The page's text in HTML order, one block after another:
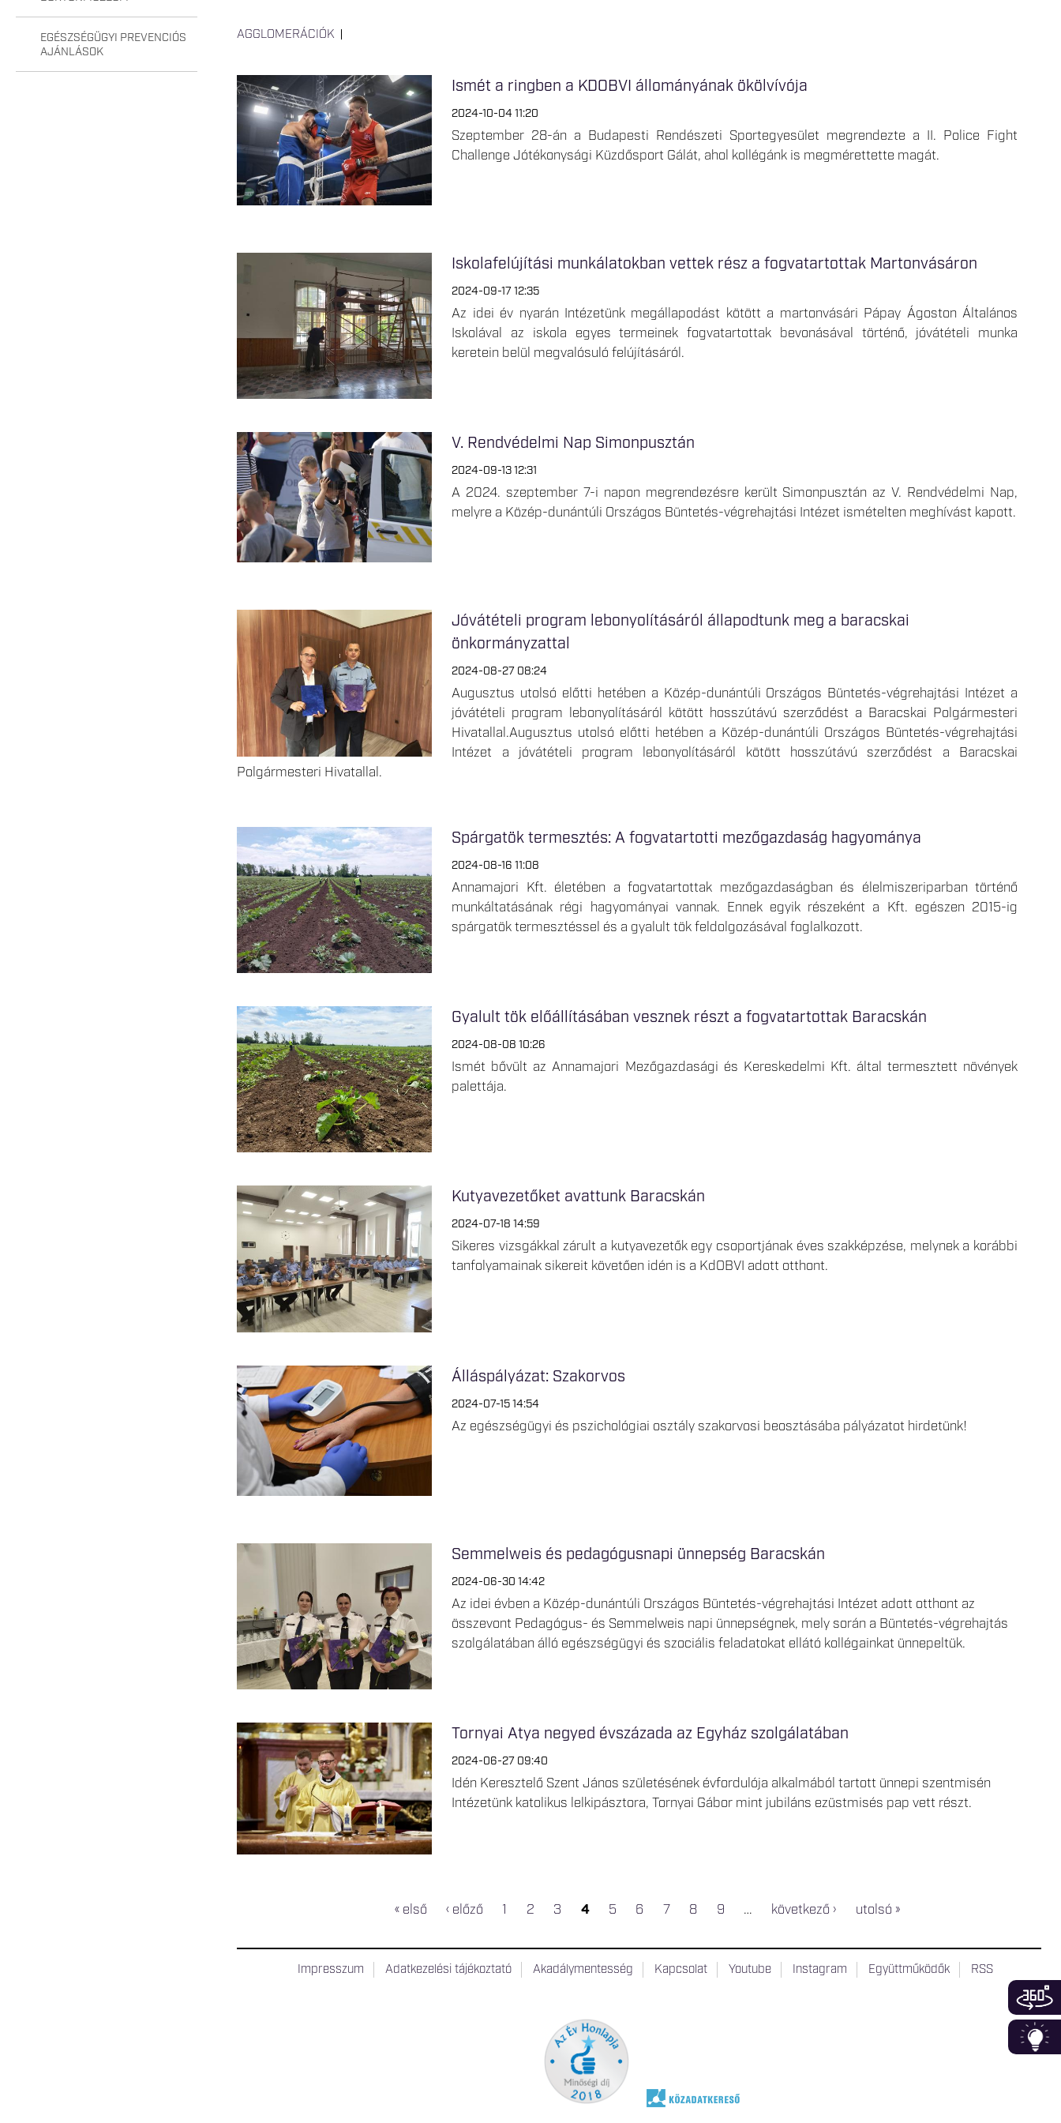
EGÉSZSÉGÜGYI PREVENCIÓS
AJÁNLÁSOK
AGGLOMERÁCIÓK
Ismét a ringben a KDOBVI állományának ökölvívója
2024-10-04 11:20
Szeptember 28-án a Budapesti Rendészeti Sportegyesület megrendezte a II. Police Fight
Challenge Jótékonysági Küzdősport Gálát, ahol kollégánk is megmérettette magát.
Iskolafelújítási munkálatokban vettek rész a fogvatartottak Martonvásáron
2024-09-17 12:35
Az idei év nyarán Intézetünk megállapodást kötött a martonvásári Pápay Ágoston Általános
Iskolával az iskola egyes termeinek fogvatartottak bevonásával történő, jóvátételi munka
keretein belül megvalósuló felújításáról.
V. Rendvédelmi Nap Simonpusztán
2024-09-13 12:31
A 2024. szeptember 7-i napon megrendezésre került Simonpusztán az V. Rendvédelmi Nap,
melyre a Közép-dunántúli Országos Büntetés-végrehajtási Intézet ismételten meghívást kapott.
Jóvátételi program lebonyolításáról állapodtunk meg a baracskai
önkormányzattal
2024-08-27 08:24
Augusztus utolsó előtti hetében a Közép-dunántúli Országos Büntetés-végrehajtási Intézet a
jóvátételi program lebonyolításáról kötött hosszútávú szerződést a Baracskai Polgármesteri
Hivatallal.Augusztus utolsó előtti hetében a Közép-dunántúli Országos Büntetés-végrehajtási
Intézet a jóvátételi program lebonyolításáról kötött hosszútávú szerződést a Baracskai
Polgármesteri Hivatallal.
Spárgatök termesztés: A fogvatartotti mezőgazdaság hagyománya
2024-08-16 11:08
Annamajori Kft. életében a fogvatartottak mezőgazdaságban és élelmiszeriparban történő
munkáltatásának régi hagyományai vannak. Ennek egyik részeként a Kft. egészen 2015-ig
spárgatök termesztéssel és a gyalult tök feldolgozásával foglalkozott.
Gyalult tök előállításában vesznek részt a fogvatartottak Baracskán
2024-08-08 10:26
Ismét bővült az Annamajori Mezőgazdasági és Kereskedelmi Kft. által termesztett növények
palettája.
Kutyavezetőket avattunk Baracskán
2024-07-18 14:59
Sikeres vizsgákkal zárult a kutyavezetők egy csoportjának éves szakképzése, melynek a korábbi
tanfolyamainak sikereit követően idén is a KdOBVI adott otthont.
Álláspályázat: Szakorvos
2024-07-15 14:54
Az egészségügyi és pszichológiai osztály szakorvosi beosztásába pályázatot hirdetünk!
Semmelweis és pedagógusnapi ünnepség Baracskán
2024-06-30 14:42
Az idei évben a Közép-dunántúli Országos Büntetés-végrehajtási Intézet adott otthont az
összevont Pedagógus- és Semmelweis napi ünnepségnek, mely során a Büntetés-végrehajtás
szolgálatában álló egészségügyi és szociális feladatokat ellátó kollégainkat ünnepeltük.
Tornyai Atya negyed évszázada az Egyház szolgálatában
2024-06-27 09:40
Idén Keresztelő Szent János születésének évfordulója alkalmából tartott ünnepi szentmisén
Intézetünk katolikus lelkipásztora, Tornyai Gábor mint jubiláns ezüstmisés pap vett részt.
« első ‹ előző 1 2 3 4 5 6 7 8 9 … következő › utolsó »
Impresszum Adatkezelési tájékoztató Akadálymentesség Kapcsolat Youtube Instagram Együttműködők RSS